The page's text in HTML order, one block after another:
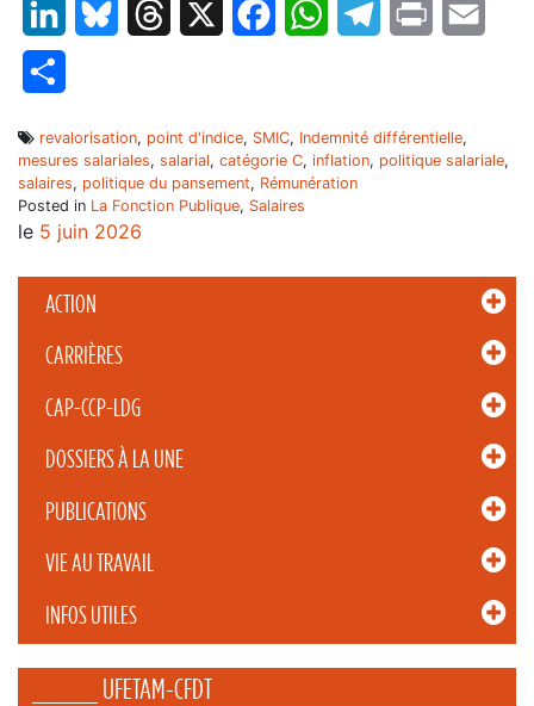
ACTION
CARRIÈRES
CAP-CCP-LDG
DOSSIERS À LA UNE
PUBLICATIONS
VIE AU TRAVAIL
INFOS UTILES
_____ UFETAM-CFDT
LinkedInBluesky Threads FacebookWhatsAppTelegram
Print
revalorisation, point d'indice, SMIC, Indemnité différentielle,
mesures salariales, salarial, catégorie C, inflation, politique salariale,
salaires, politique du pansement, Rémunération
Posted in La Fonction Publique, Salaires
le 5 juin 2026